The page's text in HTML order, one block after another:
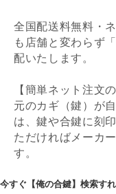
全国配送料無料・
も店舗と変わらず
配いたします。
【簡単ネット注文の
元のカギ（鍵）が
は、鍵や合鍵に刻
ただければメーカ
す。
今すぐ【俺の合鍵】検索す